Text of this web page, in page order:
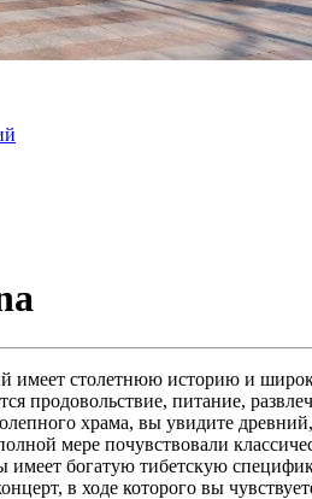
имеет столетнюю историю и
продовольствие, питание,
храма, вы увидите
мере почувствовали
богатую тибетскую
в ходе которого вы